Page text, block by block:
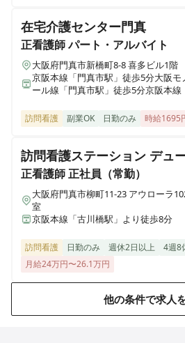
ケア２１メディカル訪問看護ステー
大阪府大阪市住吉区苅田二丁目15-22コーポス
ケア21メディカル訪問看護ステー
大阪府大阪市城東区 蒲生丁目12-10京橋アド
在宅介護センター門真
正看護師パート・アルバイト
大阪府門真市新橋町8-8 喜多ビル1階
京阪本線「門真市駅」徒歩5分大阪モ
ール線「門真市駅」徒歩5分京阪本線
訪問看護 副業OK 日勤のみ 時給1695
訪問看護ステーション デュ
正看護師正社員（常勤）
大阪府門真市柳町11-23 アウローラ
室
京阪本線「古川橋駅」より徒歩8分
訪問看護 日勤のみ 週休2日以上
4週8
月給24万円〜26.1万円
他の条件で求人